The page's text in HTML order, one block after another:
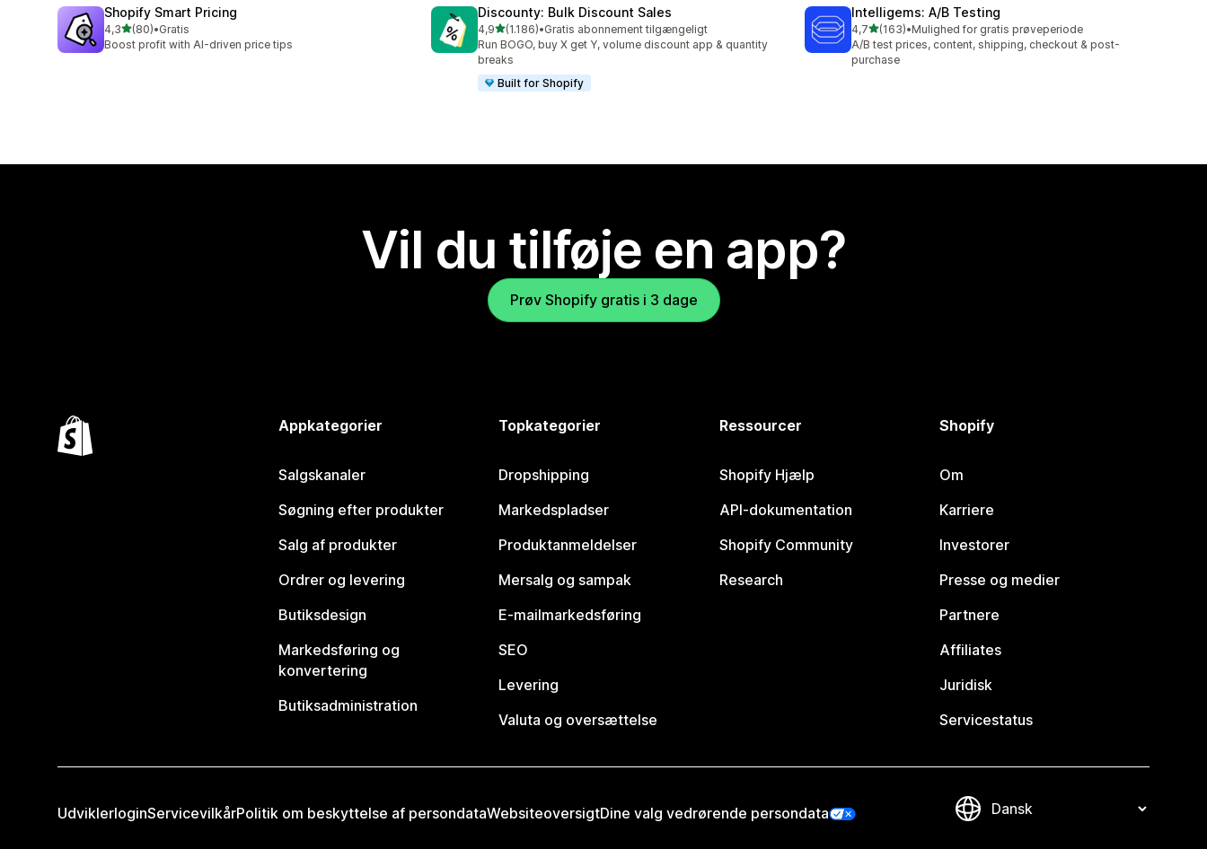
Shopify Smart Pricing
4,3ud af 5 stjerner
(80)
80 anmeldelser i alt
•Gratis
Boost profit with AI-driven price tips
Discounty: Bulk Discount Sales
4,9ud af 5 stjerner
(1.186)
1186 anmeldelser i alt
•Gratis abonnement tilgængeligt
Run BOGO, buy X get Y, volume discount app & quantity
breaks
Built for Shopify
Intelligems: A/B Testing
4,7ud af 5 stjerner
(163)
163 anmeldelser i alt
•Mulighed for gratis prøveperiode
A/B test prices, content, shipping, checkout & post-
purchase
Vil du tilføje en app?
Prøv Shopify gratis i 3 dage
Appkategorier
Salgskanaler
Søgning efter produkter
Salg af produkter
Ordrer og levering
Butiksdesign
Markedsføring og
konvertering
Butiksadministration
Topkategorier
Dropshipping
Markedspladser
Produktanmeldelser
Mersalg og sampak
E-mailmarkedsføring
SEO
Levering
Valuta og oversættelse
Ressourcer
Shopify Hjælp
API-dokumentation
Shopify Community
Research
Shopify
Om
Karriere
Investorer
Presse og medier
Partnere
Affiliates
Juridisk
Servicestatus
UdviklerloginServicevilkårPolitik om beskyttelse af persondataWebsiteoversigtDine valg vedrørende persondata